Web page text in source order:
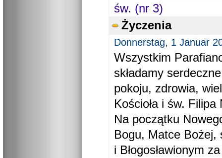
św. (nr 3)
Życzenia
Donnerstag, 1 Januar
Wszystkim
składamy
pokoju, zdrowia,
Kościoła i św. Filipa
Na początku
Bogu, Matce Bożej,
i Błogosławionym